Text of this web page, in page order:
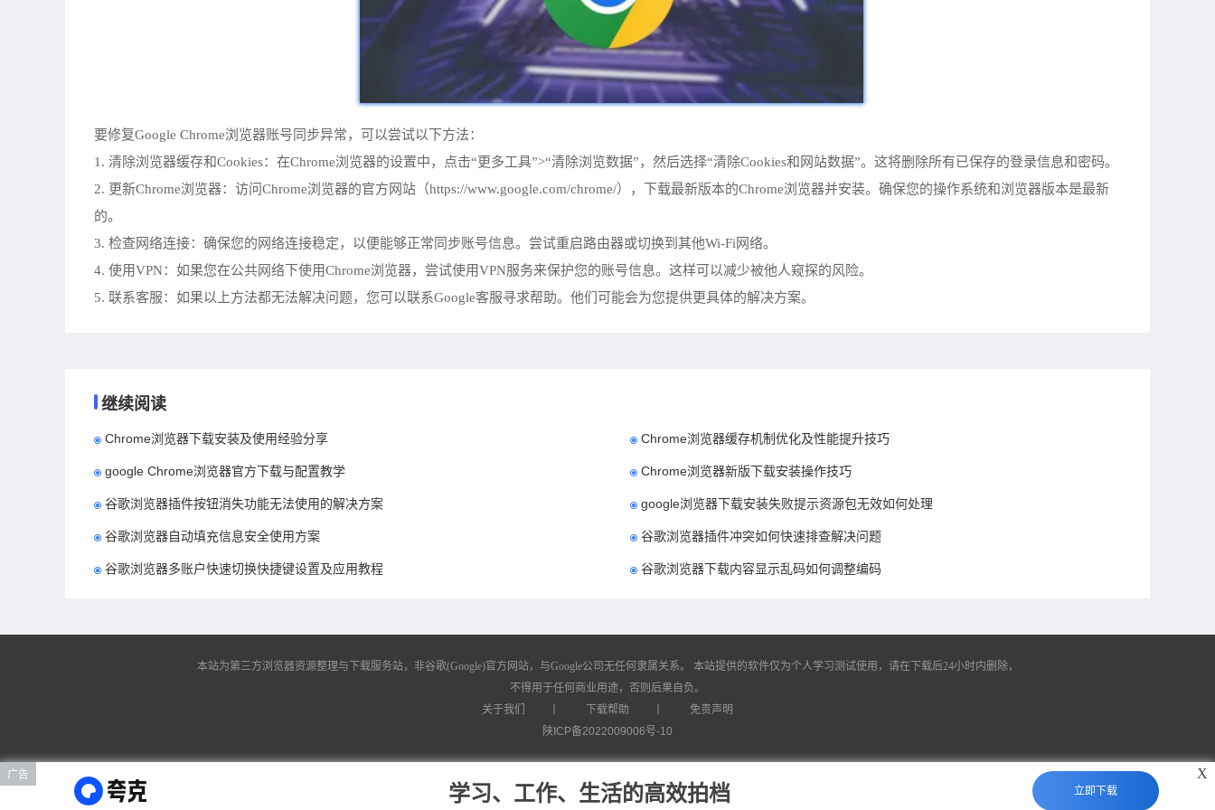
要修复Google Chrome浏览器账号同步异常，可以尝试以下方法：
1. 清除浏览器缓存和Cookies：在Chrome浏览器的设置中，点击“更多工具”>“清除浏览数据”，然后选择“清除Cookies和网站数据”。这将删除所有已保存的登录信息和密码。
2. 更新Chrome浏览器：访问Chrome浏览器的官方网站（https://www.google.com/chrome/），下载最新版本的Chrome浏览器并安装。确保您的操作系统和浏览器版本是最新
的。
3. 检查网络连接：确保您的网络连接稳定，以便能够正常同步账号信息。尝试重启路由器或切换到其他Wi-Fi网络。
4. 使用VPN：如果您在公共网络下使用Chrome浏览器，尝试使用VPN服务来保护您的账号信息。这样可以减少被他人窥探的风险。
5. 联系客服：如果以上方法都无法解决问题，您可以联系Google客服寻求帮助。他们可能会为您提供更具体的解决方案。
继续阅读
Chrome浏览器下载安装及使用经验分享 Chrome浏览器缓存机制优化及性能提升技巧
google Chrome浏览器官方下载与配置教学 Chrome浏览器新版下载安装操作技巧
谷歌浏览器插件按钮消失功能无法使用的解决方案 google浏览器下载安装失败提示资源包无效如何处理
谷歌浏览器自动填充信息安全使用方案 谷歌浏览器插件冲突如何快速排查解决问题
谷歌浏览器多账户快速切换快捷键设置及应用教程 谷歌浏览器下载内容显示乱码如何调整编码
本站为第三方浏览器资源整理与下载服务站，非谷歌(Google)官方网站，与Google公司无任何隶属关系。
本站提供的软件仅为个人学习测试使用，请在下载后24小时内删除，
不得用于任何商业用途，否则后果自负。
关于我们
下载帮助
免责声明
陕ICP备2022009006号-10
广告
学习、工作、生活的高效拍档 立即下载
X